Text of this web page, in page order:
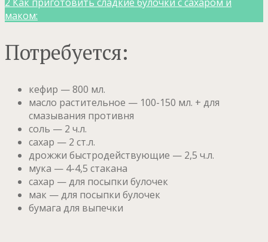
маком:
Потребуется:
кефир — 800 мл.
масло растительное — 100-150 мл. + для
смазывания противня
соль — 2 ч.л.
сахар — 2 ст.л.
дрожжи быстродействующие — 2,5 ч.л.
мука — 4-4,5 стакана
сахар — для посыпки булочек
мак — для посыпки булочек
бумага для выпечки